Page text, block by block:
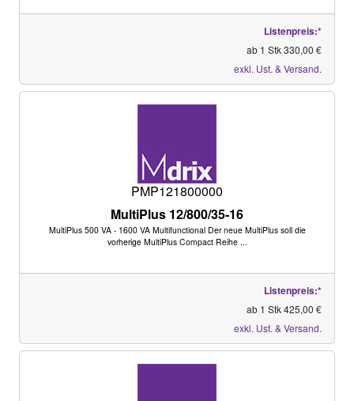
Listenpreis:*
ab 1 Stk 330,00 €
exkl. Ust. & Versand.
PMP121800000
MultiPlus 12/800/35-16
MultiPlus 500 VA - 1600 VA Multifunctional Der neue MultiPlus soll die
vorherige MultiPlus Compact Reihe ...
Listenpreis:*
ab 1 Stk 425,00 €
exkl. Ust. & Versand.